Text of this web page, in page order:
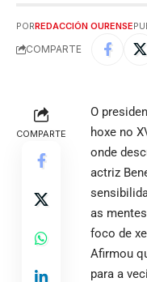
PORREDACCIÓN OURENSE
COMPARTE
COMPARTE
O
hoxe no
onde
actriz
as
foco de
Afirmou
para a